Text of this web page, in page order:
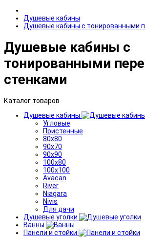
Душевые кабины
Душевые кабины с тонированными
Душевые кабины с
тонированными
стенками
Каталог товаров
Душевые кабины
Угловые
Пристенные
80x80
90x70
90x90
100x80
100x100
Avacan
River
Niagara
Nivis
Для дачи
Душевые уголки
Ванны
Панели и стойки